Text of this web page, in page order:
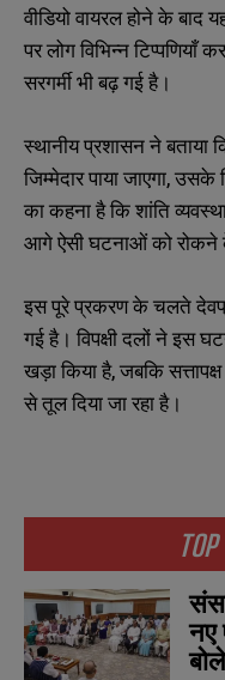
नए
वीडियो वायरल होने के बाद
पर लोग विभिन्न टिप्पणियाँ
सरगर्मी भी बढ़ गई है।
स्थानीय प्रशासन ने बताया
जिम्मेदार पाया जाएगा, उसके
का कहना है कि शांति
आगे ऐसी घटनाओं को रोकने
इस पूरे प्रकरण के चलते
गई है। विपक्षी दलों ने इस
खड़ा किया है, जबकि
से तूल दिया जा रहा है।